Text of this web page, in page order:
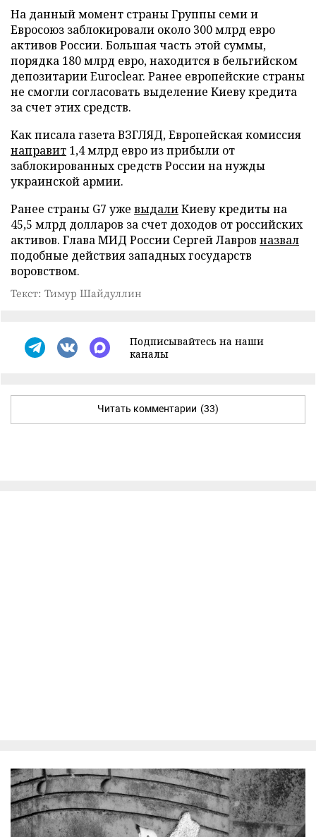
На данный момент страны Группы семи и
Евросоюз заблокировали около 300 млрд евро
активов России. Большая часть этой суммы,
порядка 180 млрд евро, находится в бельгийском
депозитарии Euroclear. Ранее европейские страны
не смогли согласовать выделение Киеву кредита
за счет этих средств.
Как писала газета ВЗГЛЯД, Европейская комиссия
направит 1,4 млрд евро из прибыли от
заблокированных средств России на нужды
украинской армии.
Ранее страны G7 уже выдалиКиеву кредиты на
45,5 млрд долларов за счет доходов от российских
активов. Глава МИД России Сергей Лавров назвал
подобные действия западных государств
воровством.
Текст: Тимур Шайдуллин
Подписывайтесь на наши
каналы
Читать комментарии (33)